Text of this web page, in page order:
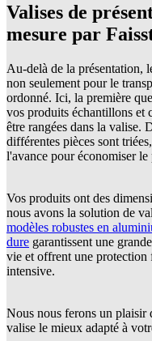
Valises de
mesure par
Au-delà de la présentation,
non seulement pour le
ordonné. Ici, la première
vos produits échantillons et
être rangées dans la valise.
différentes pièces sont
l'avance pour économiser le
Vos produits ont des
nous avons la solution de
modèles robustes en
dure garantissent une
vie et offrent une protection
intensive.
Nous nous ferons un plaisir
valise le mieux adapté à